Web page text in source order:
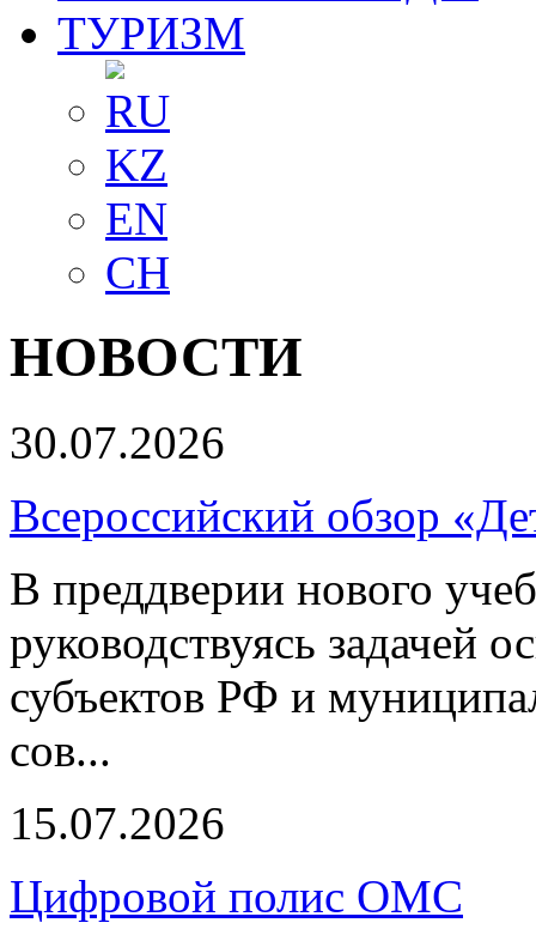
ТУРИЗМ
RU
KZ
EN
CH
НОВОСТИ
30.07.2026
Всероссийский обзор
В преддверии нового
руководствуясь задачей
субъектов РФ и
сов...
15.07.2026
Цифровой полис ОМС